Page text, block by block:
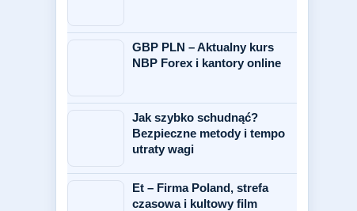
GBP PLN – Aktualny kurs
NBP Forex i kantory online
Jak szybko schudnąć?
Bezpieczne metody i tempo
utraty wagi
Et – Firma Poland, strefa
czasowa i kultowy film